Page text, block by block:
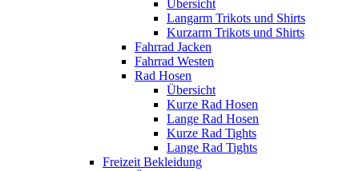
Übersicht
Langarm Trikots und Shirts
Kurzarm Trikots und Shirts
Fahrrad Jacken
Fahrrad Westen
Rad Hosen
Übersicht
Kurze Rad Hosen
Lange Rad Hosen
Kurze Rad Tights
Lange Rad Tights
Freizeit Bekleidung